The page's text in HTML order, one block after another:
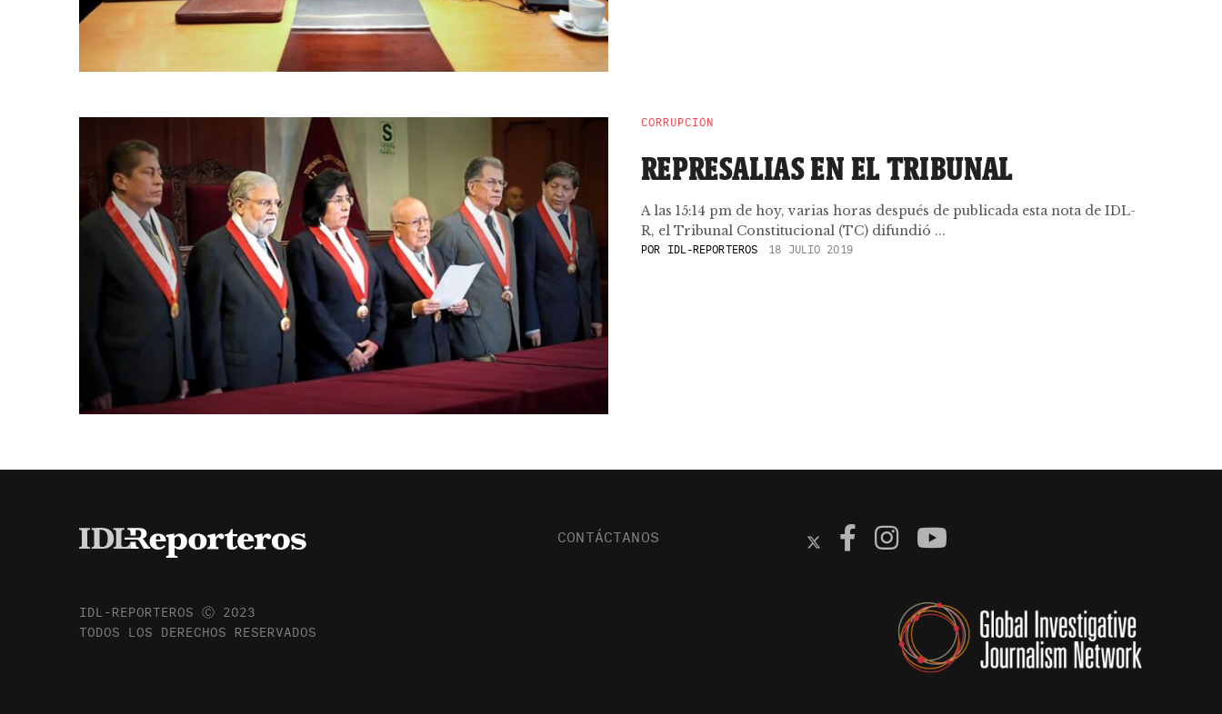
CORRUPCIÓN
REPRESALIAS EN EL TRIBUNAL
A las 15:14 pm de hoy, varias horas después de publicada esta nota de IDL-
R, el Tribunal Constitucional (TC) difundió ...
POR IDL-REPORTEROS 18 JULIO 2019
CONTÁCTANOS
IDL-REPORTEROS Ⓒ 2023
TODOS LOS DERECHOS RESERVADOS